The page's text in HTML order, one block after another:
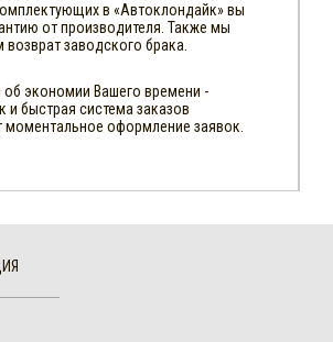
в «Автоклондайк» вы
от производителя. Также мы
заводского брака.
экономии Вашего времени -
и быстрая система заказов
моментальное оформление заявок.